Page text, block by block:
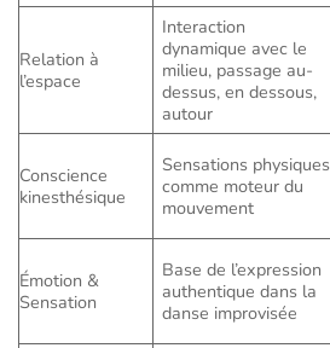
Relation à
l’espace
Interaction
dynamique avec le
milieu, passage au-
dessus, en dessous,
autour
Conscience
kinesthésique
Sensations physiques
comme moteur du
mouvement
Émotion &
Sensation
Base de l’expression
authentique dans la
danse improvisée